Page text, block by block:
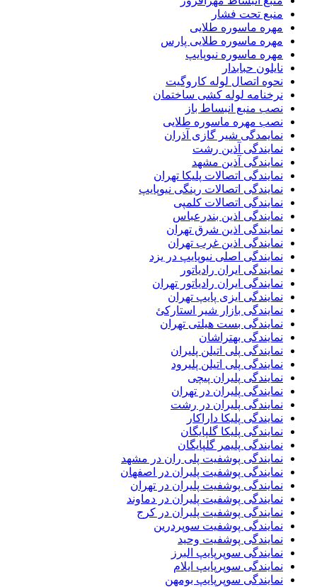
منبع تحت فشار
مهره ماسوره طلایی
مهره ماسوره طلایی پارس
مهره ماسوره نیوپایپ
نایلون حبابدار
نحوه اتصال لوله کاروگیت
نرخنامه لوله کشی ساختمان
نصب منبع انبساط باز
نصب مهره ماسوره طلایی
نمایمدگی شیر گازی آذران
نمایندگی آذین رشت
نمایندگی آذین مشهد
نمایندگی اتصالات پلیکا تهران
نمایندگی اتصالات رینگی نیوپایپ
نمایندگی اتصالات کلمپی
نمایندگی اذین بندرعباس
نمایندگی اذین شرق تهران
نمایندگی اذین غرب تهران
نمایندگی اصلی نیوپایپ در یزد
نمایندگی ایران رادیاتور
نمایندگی ایران رادیاتور تهران
نمایندگی ایزی پایپ تهران
نمایندگی بازار شیر استارکئ
نمایندگی بست هیلتی تهران
نمایندگی بهتراشان
نمایندگی پلی اتیلن پلیران
نمایندگی پلی اتیلن پلیرود
نمایندگی پلیران پیچی
نمایندگی پلیران در تهران
نمایندگی پلیران در رشت
نمایندگی پلیکا داراکار
نمایندگی پلیکا گلپایگان
نمایندگی پلیمر گلپایگان
نمایندگی پوشفیت پلی ران در مشهد
نمایندگی پوشفیت پلیران در اصفهان
نمایندگی پوشفیت پلیران در تهران
نمایندگی پوشفیت پلیران در دماوند
نمایندگی پوشفیت پلیران در کرج
نمایندگی پوشفیت سوپردرین
نمایندگی پوشفیت وحید
نمایندگی سوپرپایپ البرز
نمایندگی سوپرپایپ ایلام
نمایندگی سوپرپایپ بومهن